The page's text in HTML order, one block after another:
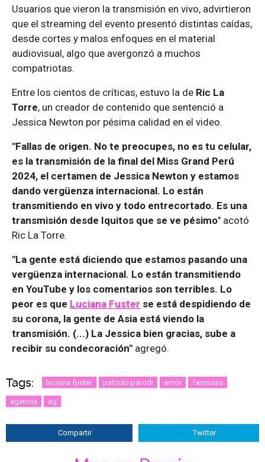
Usuarios que vieron la transmisión en vivo, advirtieron
que el streaming del evento presentó distintas caídas,
desde cortes y malos enfoques en el material
audiovisual, algo que avergonzó a muchos
compatriotas.
Entre los cientos de críticas, estuvo la de Ric La
Torre, un creador de contenido que sentenció a
Jessica Newton por pésima calidad en el video.
"Fallas de origen. No te preocupes, no es tu celular,
es la transmisión de la final del Miss Grand Perú
2024, el certamen de Jessica Newton y estamos
dando vergüenza internacional. Lo están
transmitiendo en vivo y todo entrecortado. Es una
transmisión desde Iquitos que se ve pésimo" acotó
Ric La Torre.
"La gente está diciendo que estamos pasando una
vergüenza internacional. Lo están transmitiendo
en YouTube y los comentarios son terribles. Lo
peor es que Luciana Fuster se está despidiendo de
su corona, la gente de Asia está viendo la
transmisión. (...) La Jessica bien gracias, sube a
recibir su condecoración" agregó.
Tags: luciana fuster patricio parodi amor famosas
agencia ag
Compartir Twitter